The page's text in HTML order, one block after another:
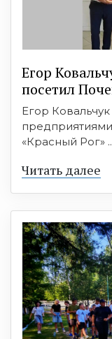
Егор
посетил
Егор
«Красный Рог»
Читать далее